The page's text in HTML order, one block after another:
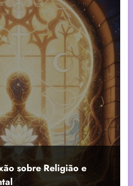
sobre Religião e